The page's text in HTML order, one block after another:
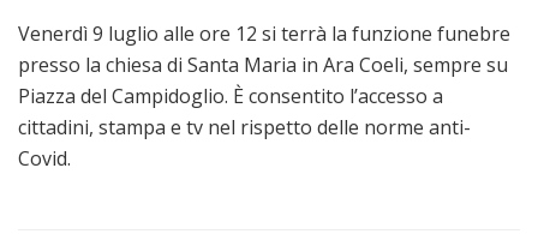
Venerdì 9 luglio alle ore 12 si terrà la funzione funebre
presso la chiesa di Santa Maria in Ara Coeli, sempre su
Piazza del Campidoglio. È consentito l’accesso a
cittadini, stampa e tv nel rispetto delle norme anti-
Covid.